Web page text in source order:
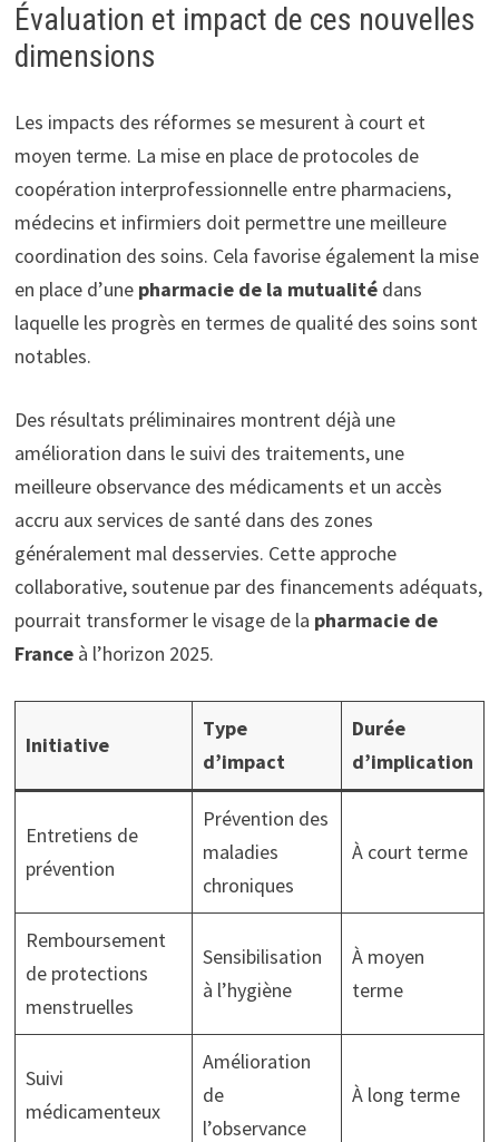
Évaluation et impact de ces nouvelles
dimensions
Les impacts des réformes se mesurent à court et
moyen terme. La mise en place de protocoles de
coopération interprofessionnelle entre pharmaciens,
médecins et infirmiers doit permettre une meilleure
coordination des soins. Cela favorise également la mise
en place d’une pharmacie de la mutualitédans
laquelle les progrès en termes de qualité des soins sont
notables.
Des résultats préliminaires montrent déjà une
amélioration dans le suivi des traitements, une
meilleure observance des médicaments et un accès
accru aux services de santé dans des zones
généralement mal desservies. Cette approche
collaborative, soutenue par des financements adéquats,
pourrait transformer le visage de la pharmacie de
Franceà l’horizon 2025.
Initiative
Type
d’impact
Durée
d’implication
Entretiens de
prévention
Prévention des
maladies
chroniques
À court terme
Remboursement
de protections
menstruelles
Sensibilisation
à l’hygiène
À moyen
terme
Suivi
médicamenteux
Amélioration
de
l’observance
À long terme